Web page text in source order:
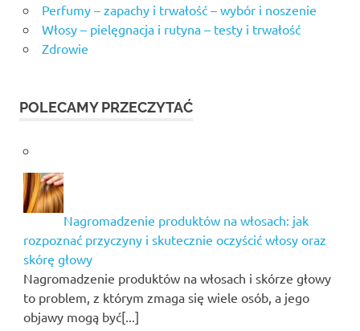
Perfumy – zapachy i trwałość – wybór i noszenie
Włosy – pielęgnacja i rutyna – testy i trwałość
Zdrowie
POLECAMY PRZECZYTAĆ
Nagromadzenie produktów na włosach: jak
rozpoznać przyczyny i skutecznie oczyścić włosy oraz
skórę głowy
Nagromadzenie produktów na włosach i skórze głowy
to problem, z którym zmaga się wiele osób, a jego
objawy mogą być[...]